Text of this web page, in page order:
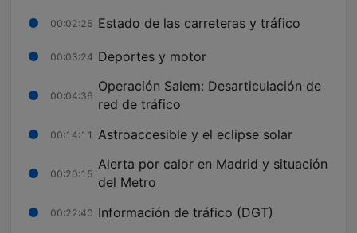
00:02:25 Estado de las carreteras y tráfico
00:03:24 Deportes y motor
00:04:36
Operación Salem: Desarticulación de
red de tráfico
00:14:11 Astroaccesible y el eclipse solar
00:20:15
Alerta por calor en Madrid y situación
del Metro
00:22:40 Información de tráfico (DGT)